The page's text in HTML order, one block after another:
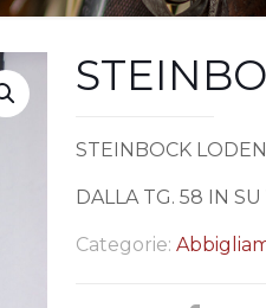
STEINBOCK
DALLA TG. 58 IN
Categorie: